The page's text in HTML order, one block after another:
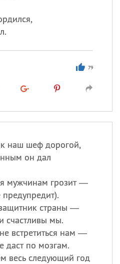
79
наш шеф дорогой,
он дал
мужчинам грозит —
страны —
счастливы мы.
встретиться нам —
даст по мозгам.
весь следующий год